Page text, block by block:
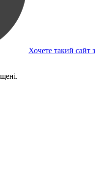
Хочете такий сайт з